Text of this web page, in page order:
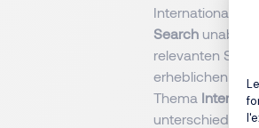
Internationalität
Search
relevanten
erheblichen
Thema